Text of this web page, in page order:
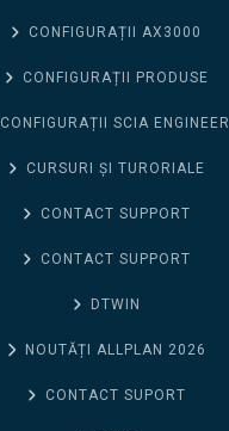
CONFIGURAȚII AX3000
CONFIGURAȚII PRODUSE
CONFIGURAȚII SCIA ENGINEER
CURSURI ȘI TURORIALE
CONTACT SUPPORT
CONTACT SUPPORT
DTWIN
NOUTĂȚI ALLPLAN 2026
CONTACT SUPORT